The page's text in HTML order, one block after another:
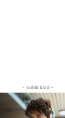
- publicidad -